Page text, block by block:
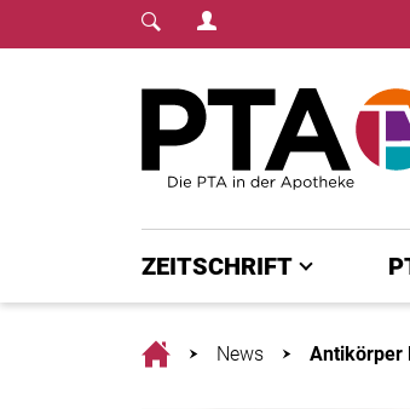
Login Menu
ZEITSCHRIFT
HomeNews Antikörper